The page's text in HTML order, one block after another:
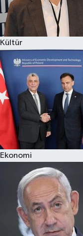
Kültür
Ekonomi
Spor
Çocuk
Eğitim
Hava Durumu
Kadın
Kim kimdir?
Kültür Sanat
Sağlık